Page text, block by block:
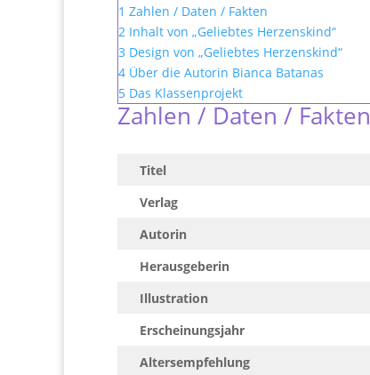
1 Zahlen / Daten / Fakten
2 Inhalt von „Geliebtes Herzenskind“
3 Design von „Geliebtes Herzenskind“
4 Über die Autorin Bianca Batanas
5 Das Klassenprojekt
Zahlen / Daten / Fakten
Titel
Verlag
Autorin
Herausgeberin
Illustration
Erscheinungsjahr
Altersempfehlung